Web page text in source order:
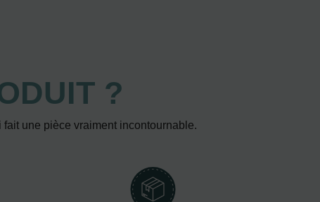
?
une pièce vraiment incontournable.